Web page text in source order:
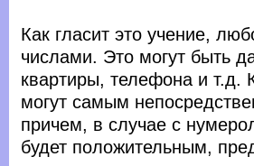
Как гласит это учение,
числами. Это могут быть
квартиры, телефона и т.д.
могут самым
причем, в случае с
будет положительным,